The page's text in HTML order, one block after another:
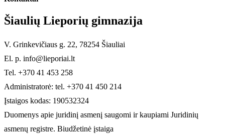
Šiaulių Lieporių gimnazija
V. Grinkevičiaus g. 22, 78254 Šiauliai
El. p. info@lieporiai.lt
Tel. +370 41 453 258
Administratorė: tel. +370 41 450 214
Įstaigos kodas: 190532324
Duomenys apie juridinį asmenį saugomi ir kaupiami Juridinių
asmenų registre. Biudžetinė įstaiga